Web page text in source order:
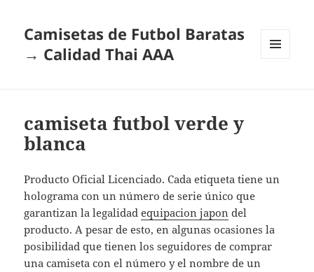
Camisetas de Futbol Baratas
→ Calidad Thai AAA
camiseta futbol verde y
blanca
Producto Oficial Licenciado. Cada etiqueta tiene un
holograma con un número de serie único que
garantizan la legalidadequipacion japon del
producto. A pesar de esto, en algunas ocasiones la
posibilidad que tienen los seguidores de comprar
una camiseta con el número y el nombre de un